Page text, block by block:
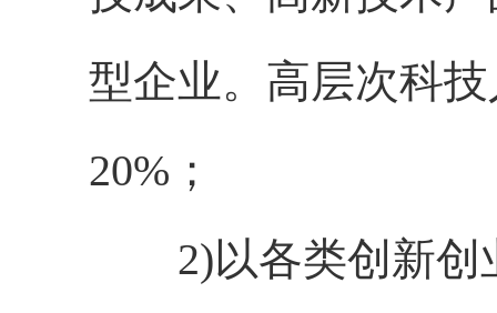
型企业。高层次科
20%；
2)以各类创新创